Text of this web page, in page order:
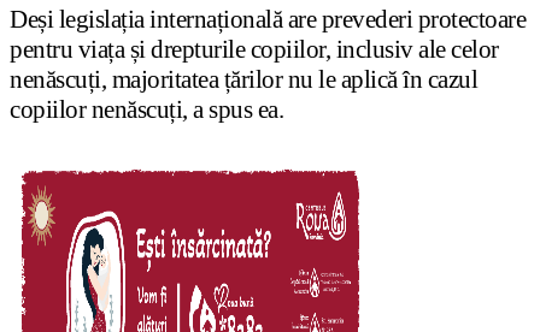
Deși legislația internațională are prevederi protectoare
pentru viața și drepturile copiilor, inclusiv ale celor
nenăscuți, majoritatea țărilor nu le aplică în cazul
copiilor nenăscuți, a spus ea.